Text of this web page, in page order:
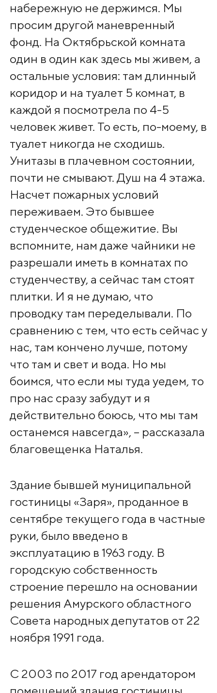
набережную не держимся. Мы
просим другой маневренный
фонд. На Октябрьской комната
один в один как здесь мы живем, а
остальные условия: там длинный
коридор и на туалет 5 комнат, в
каждой я посмотрела по 4-5
человек живет. То есть, по-моему, в
туалет никогда не сходишь.
Унитазы в плачевном состоянии,
почти не смывают. Душ на 4 этажа.
Насчет пожарных условий
переживаем. Это бывшее
студенческое общежитие. Вы
вспомните, нам даже чайники не
разрешали иметь в комнатах по
студенчеству, а сейчас там стоят
плитки. И я не думаю, что
проводку там переделывали. По
сравнению с тем, что есть сейчас у
нас, там кончено лучше, потому
что там и свет и вода. Но мы
боимся, что если мы туда уедем, то
про нас сразу забудут и я
действительно боюсь, что мы там
останемся навсегда», – рассказала
благовещенка Наталья.
Здание бывшей муниципальной
гостиницы «Заря», проданное в
сентябре текущего года в частные
руки, было введено в
эксплуатацию в 1963 году. В
городскую собственность
строение перешло на основании
решения Амурского областного
Совета народных депутатов от 22
ноября 1991 года.
С 2003 по 2017 год арендатором